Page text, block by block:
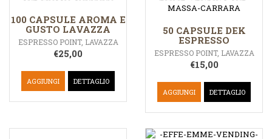
100 CAPSULE AROMA E
GUSTO LAVAZZA
ESPRESSO POINT, LAVAZZA
€25,00
AGGIUNGI DETTAGLIO
50 CAPSULE DEK
ESPRESSO
ESPRESSO POINT, LAVAZZA
€15,00
AGGIUNGI DETTAGLIO